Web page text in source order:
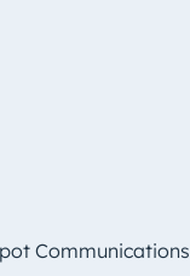
Communications